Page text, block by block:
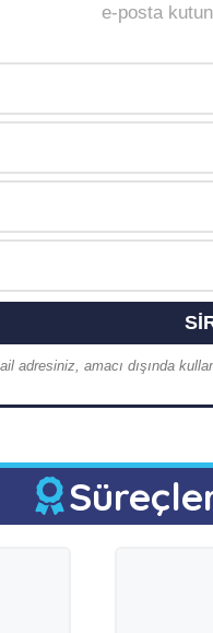
e-posta
adresiniz, amacı dışında